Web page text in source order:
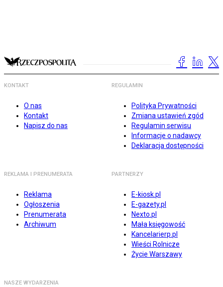
KONTAKT
O nas
Kontakt
Napisz do nas
REGULAMIN
Polityka Prywatności
Zmiana ustawień zgód
Regulamin serwisu
Informacje o nadawcy
Deklaracja dostępności
REKLAMA I PRENUMERATA
Reklama
Ogłoszenia
Prenumerata
Archiwum
PARTNERZY
E-kiosk.pl
E-gazety.pl
Nexto.pl
Mała księgowość
Kancelarierp.pl
Wieści Rolnicze
Życie Warszawy
NASZE WYDARZENIA